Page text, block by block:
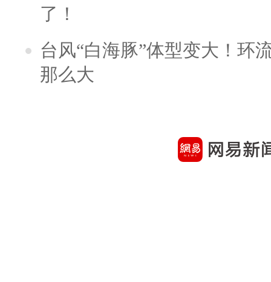
了！
台风“白海豚”体型变大！环
那么大